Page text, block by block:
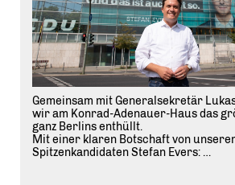
Gemeinsam mit Generalsekretär
wir am Konrad-Adenauer-Haus das
ganz Berlins enthüllt.
Mit einer klaren Botschaft von
Spitzenkandidaten Stefan Evers: